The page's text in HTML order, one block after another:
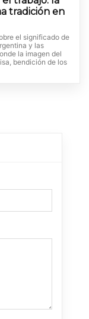
tradición en
el significado de
y las
la imagen del
bendición de los